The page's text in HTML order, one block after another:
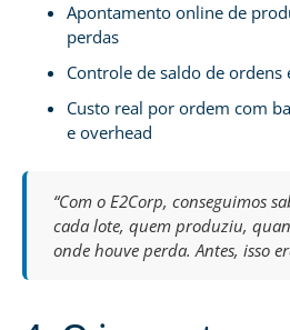
Apontamento online de
perdas
Controle de saldo de ordens
Custo real por ordem com
e overhead
“Com o E2Corp, conseguimos
cada lote, quem produziu,
onde houve perda. Antes, isso